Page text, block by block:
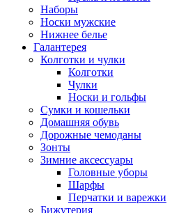
Наборы
Носки мужские
Нижнее белье
Галантерея
Колготки и чулки
Колготки
Чулки
Носки и гольфы
Сумки и кошельки
Домашняя обувь
Дорожные чемоданы
Зонты
Зимние аксессуары
Головные уборы
Шарфы
Перчатки и варежки
Бижутерия